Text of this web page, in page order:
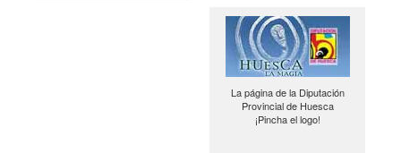
La página de la Diputación
Provincial de Huesca
¡Pincha el logo!